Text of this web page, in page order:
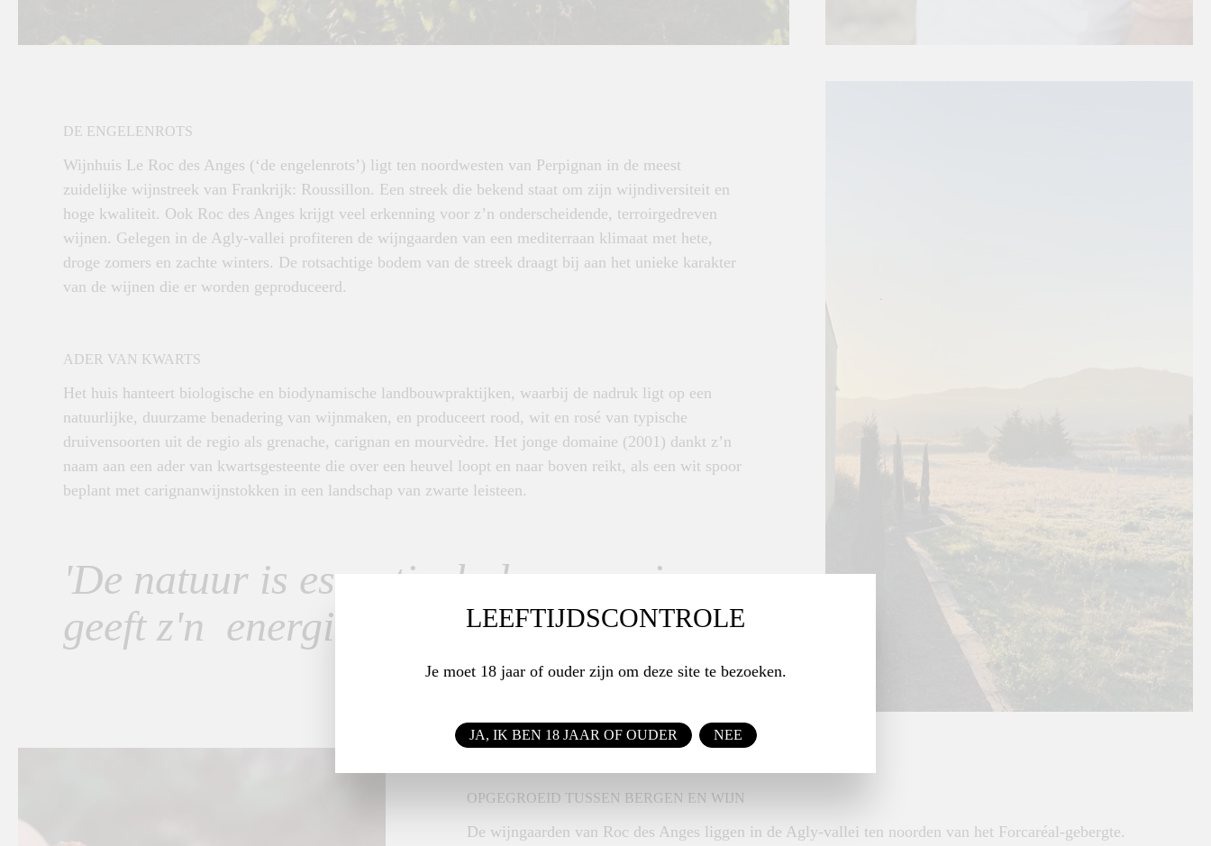
DE ENGELENROTS
Wijnhuis Le Roc des Anges (‘de engelenrots’) ligt ten noordwesten van Perpignan in de meest
zuidelijke wijnstreek van Frankrijk: Roussillon. Een streek die bekend staat om zijn wijndiversiteit en
hoge kwaliteit. Ook Roc des Anges krijgt veel erkenning voor z’n onderscheidende, terroirgedreven
wijnen. Gelegen in de Agly-vallei profiteren de wijngaarden van een mediterraan klimaat met hete,
droge zomers en zachte winters. De rotsachtige bodem van de streek draagt bij aan het unieke karakter
van de wijnen die er worden geproduceerd.
ADER VAN KWARTS
Het huis hanteert biologische en biodynamische landbouwpraktijken, waarbij de nadruk ligt op een
natuurlijke, duurzame benadering van wijnmaken, en produceert rood, wit en rosé van typische
druivensoorten uit de regio als grenache, carignan en mourvèdre. Het jonge domaine (2001) dankt z’n
naam aan een ader van kwartsgesteente die over een heuvel loopt en naar boven reikt, als een wit spoor
beplant met carignanwijnstokken in een landschap van zwarte leisteen.
'De natuur is essentieel, de omgeving
geeft z'n energie aan de wijn.'
OPGEGROEID TUSSEN BERGEN EN WIJN
De wijngaarden van Roc des Anges liggen in de Agly-vallei ten noorden van het Forcaréal-gebergte.
LEEFTIJDSCONTROLE
Je moet 18 jaar of ouder zijn om deze site te bezoeken.
JA, IK BEN 18 JAAR OF OUDER NEE